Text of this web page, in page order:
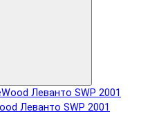
Леванто SWP 2001